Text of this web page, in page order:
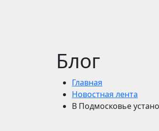
Блог
Главная
Новостная лента
В Подмосковье